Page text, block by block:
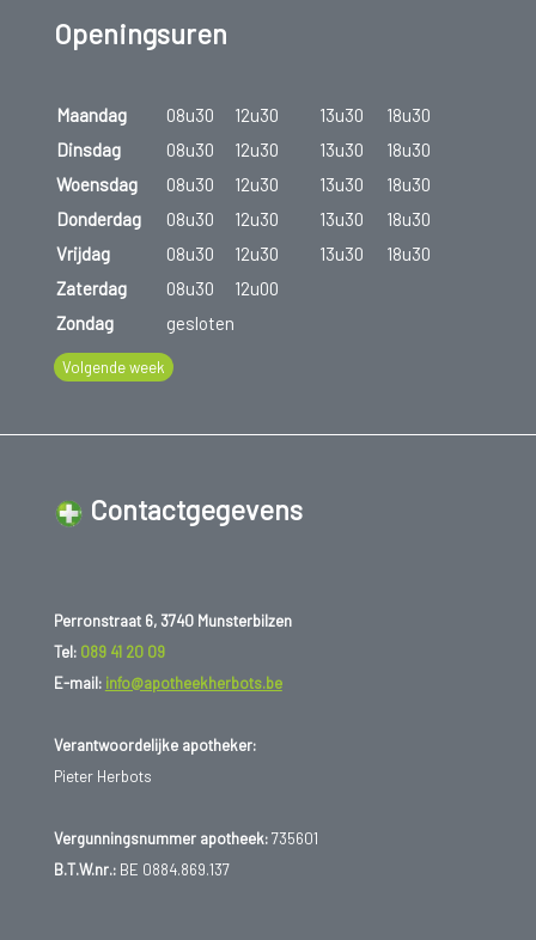
Openingsuren
Maandag 08u30 12u30 13u30
18u30
Dinsdag
08u30 12u30 13u30
18u30
Woensdag
08u30 12u30 13u30
18u30
Donderdag
08u30 12u30 13u30
18u30
Vrijdag
08u30 12u30 13u30
18u30
Zaterdag
08u30
12u00
Zondag
gesloten
Volgende week
Contactgegevens
Perronstraat 6, 3740 Munsterbilzen
Tel: 089 41 20 09
E-mail: info@apotheekherbots.be
Verantwoordelijke apotheker:
Pieter Herbots
Vergunningsnummer apotheek:735601
B.T.W.nr.:BE 0884.869.137